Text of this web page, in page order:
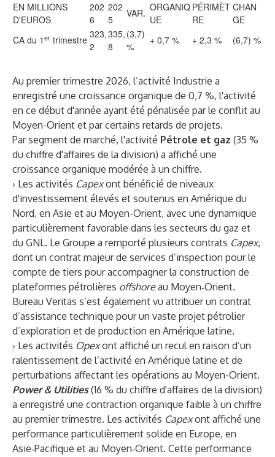
EN MILLIONS
D'EUROS
202
6
202
5
VAR. ORGANIQ
UE
PÉRIMÈT
RE
CHAN
GE
CA du 1 er trimestre 323,
2
335,
8
(3,7)
%
+ 0,7 % + 2,3 % (6,7) %
Au premier trimestre 2026, l’activité Industrie a
enregistré une croissance organique de 0,7 %, l'activité
en ce début d'année ayant été pénalisée par le conflit au
Moyen-Orient et par certains retards de projets.
Par segment de marché, l'activité Pétrole et gaz (35 %
du chiffre d'affaires de la division) a affiché une
croissance organique modérée à un chiffre.
› Les activités Capexont bénéficié de niveaux
d'investissement élevés et soutenus en Amérique du
Nord, en Asie et au Moyen-Orient, avec une dynamique
particulièrement favorable dans les secteurs du gaz et
du GNL. Le Groupe a remporté plusieurs contrats Capex,
dont un contrat majeur de services d’inspection pour le
compte de tiers pour accompagner la construction de
plateformes pétrolières offshoreau Moyen‑Orient.
Bureau Veritas s’est également vu attribuer un contrat
d’assistance technique pour un vaste projet pétrolier
d’exploration et de production en Amérique latine.
› Les activités Opexont affiché un recul en raison d’un
ralentissement de l’activité en Amérique latine et de
perturbations affectant les opérations au Moyen-Orient.
Power & Utilities(16 % du chiffre d'affaires de la division)
a enregistré une contraction organique faible à un chiffre
au premier trimestre. Les activités Capexont affiché une
performance particulièrement solide en Europe, en
Asie‑Pacifique et au Moyen‑Orient. Cette performance